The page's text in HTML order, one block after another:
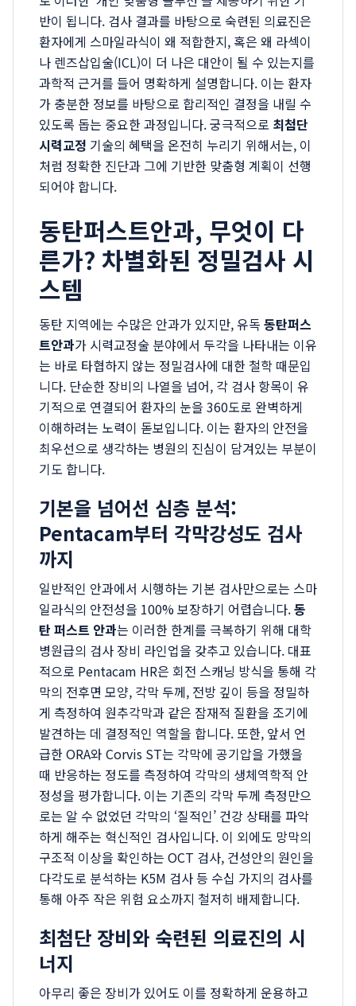
반이 됩니다. 검사 결과를 바탕으로 숙련된 의료진은
환자에게 스마일라식이 왜 적합한지, 혹은 왜 라섹이
나 렌즈삽입술(ICL)이 더 나은 대안이 될 수 있는지를
과학적 근거를 들어 명확하게 설명합니다. 이는 환자
가 충분한 정보를 바탕으로 합리적인 결정을 내릴 수
있도록 돕는 중요한 과정입니다. 궁극적으로 최첨단
시력교정 기술의 혜택을 온전히 누리기 위해서는, 이
처럼 정확한 진단과 그에 기반한 맞춤형 계획이 선행
되어야 합니다.
동탄퍼스트안과, 무엇이 다
른가? 차별화된 정밀검사 시
스템
동탄 지역에는 수많은 안과가 있지만, 유독 동탄퍼스
트안과가 시력교정술 분야에서 두각을 나타내는 이유
는 바로 타협하지 않는 정밀검사에 대한 철학 때문입
니다. 단순한 장비의 나열을 넘어, 각 검사 항목이 유
기적으로 연결되어 환자의 눈을 360도로 완벽하게
이해하려는 노력이 돋보입니다. 이는 환자의 안전을
최우선으로 생각하는 병원의 진심이 담겨있는 부분이
기도 합니다.
기본을 넘어선 심층 분석:
Pentacam부터 각막강성도 검사
까지
일반적인 안과에서 시행하는 기본 검사만으로는 스마
일라식의 안전성을 100% 보장하기 어렵습니다.동
탄 퍼스트 안과는 이러한 한계를 극복하기 위해 대학
병원급의 검사 장비 라인업을 갖추고 있습니다. 대표
적으로 Pentacam HR은 회전 스캐닝 방식을 통해 각
막의 전후면 모양, 각막 두께, 전방 깊이 등을 정밀하
게 측정하여 원추각막과 같은 잠재적 질환을 조기에
발견하는 데 결정적인 역할을 합니다. 또한, 앞서 언
급한 ORA와 Corvis ST는 각막에 공기압을 가했을
때 반응하는 정도를 측정하여 각막의 생체역학적 안
정성을 평가합니다. 이는 기존의 각막 두께 측정만으
로는 알 수 없었던 각막의 ‘질적인’ 건강 상태를 파악
하게 해주는 혁신적인 검사입니다. 이 외에도 망막의
구조적 이상을 확인하는 OCT 검사, 건성안의 원인을
다각도로 분석하는 K5M 검사 등 수십 가지의 검사를
통해 아주 작은 위험 요소까지 철저히 배제합니다.
최첨단 장비와 숙련된 의료진의 시
너지
아무리 좋은 장비가 있어도 이를 정확하게 운용하고